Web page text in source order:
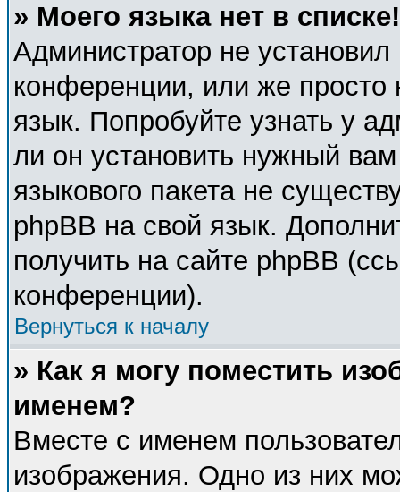
» Моего языка нет в списке!
Администратор не
конференции, или же просто
язык. Попробуйте узнать у
ли он установить нужный
языкового пакета не
phpBB на свой язык.
получить на сайте phpBB
конференции).
Вернуться к началу
» Как я могу поместить
именем?
Вместе с именем
изображения. Одно из них